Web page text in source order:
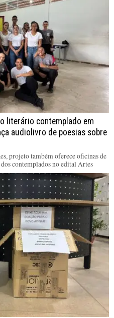
literário contemplado em
audiolivro de poesias sobre
projeto também oferece oficinas de
contemplados no edital Artes